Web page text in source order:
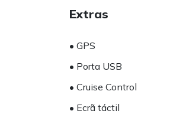
Extras
• GPS
• Porta USB
• Cruise Control
• Ecrã táctil